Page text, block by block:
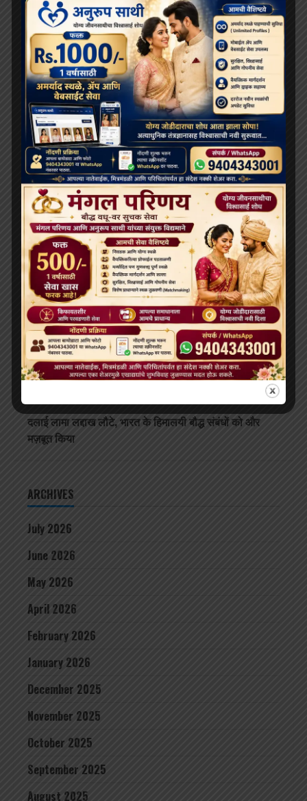
RECENT POSTS
दलाई लामा 91 साल के हो गए हैं; भारत और चीन के बीच बौद्ध धर्म
के भविष्य को लेकर खींचतान चल रही है
भव्य बौद्ध धम्म जुलूस बोमडिला में प्रवेश करता है
‘विकसित भारत 2047’ के लिए बौद्ध मूल्य और आधुनिक विज्ञान
अहम: हिमाचल के राज्यपाल
थाईलैंड के महामहिम राजा ने सड़क दुर्घटना में घायल भिक्षुओं की
दलाई लामा लद्दाख लौटे, भारत के हिमालयी बौद्ध संबंधों को और
मज़बूत किया
ARCHIVES
July 2026
June 2026
May 2026
April 2026
February 2026
January 2026
December 2025
November 2025
October 2025
September 2025
August 2025